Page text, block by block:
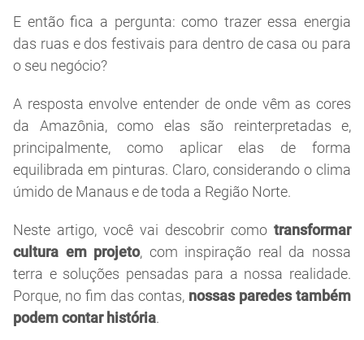
E então fica a pergunta: como trazer essa energia
das ruas e dos festivais para dentro de casa ou para
o seu negócio?
A resposta envolve entender de onde vêm as cores
da Amazônia, como elas são reinterpretadas e,
principalmente, como aplicar elas de forma
equilibrada em pinturas. Claro, considerando o clima
úmido de Manaus e de toda a Região Norte.
Neste artigo, você vai descobrir como transformar
cultura em projeto, com inspiração real da nossa
terra e soluções pensadas para a nossa realidade.
Porque, no fim das contas, nossas paredes também
podem contar história.